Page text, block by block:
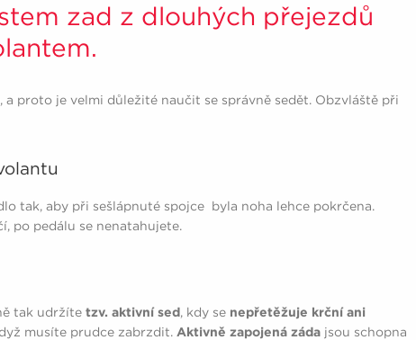
zad z dlouhých přejezdů
proto je velmi důležité naučit se správně sedět. Obzvláště při
tak, aby při sešlápnuté spojce byla noha lehce pokrčena.
po pedálu se nenatahujete.
tak udržíte tzv. aktivní sed, kdy se nepřetěžuje krční ani
musíte prudce zabrzdit. Aktivně zapojená záda jsou schopna